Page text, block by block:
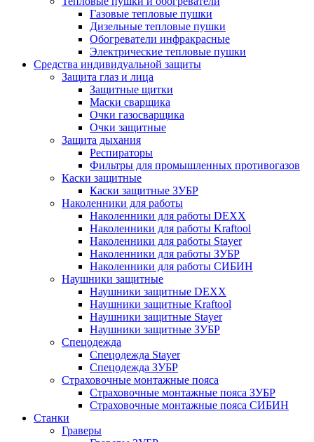
Газовые тепловые пушки
Дизельные тепловые пушки
Обогреватели инфракрасные
Электрические тепловые пушки
Средства индивидуальной защиты
Защита глаз и лица
Защитные щитки
Маски сварщика
Очки газосварщика
Очки защитные
Защита дыхания
Респираторы
Фильтры для промышленных противогазов
Каски защитные
Каски защитные ЗУБР
Наколенники для работы
Наколенники для работы DEXX
Наколенники для работы Kraftool
Наколенники для работы Stayer
Наколенники для работы ЗУБР
Наколенники для работы СИБИН
Наушники защитные
Наушники защитные DEXX
Наушники защитные Kraftool
Наушники защитные Stayer
Наушники защитные ЗУБР
Спецодежда
Спецодежда Stayer
Спецодежда ЗУБР
Страховочные монтажные пояса
Страховочные монтажные пояса ЗУБР
Страховочные монтажные пояса СИБИН
Станки
Граверы